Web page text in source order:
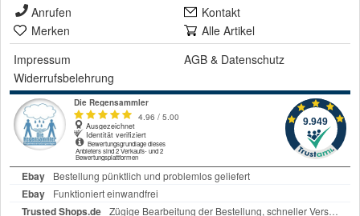
Anrufen
Kontakt
Merken
Alle Artikel
Impressum
AGB & Datenschutz
Widerrufsbelehrung